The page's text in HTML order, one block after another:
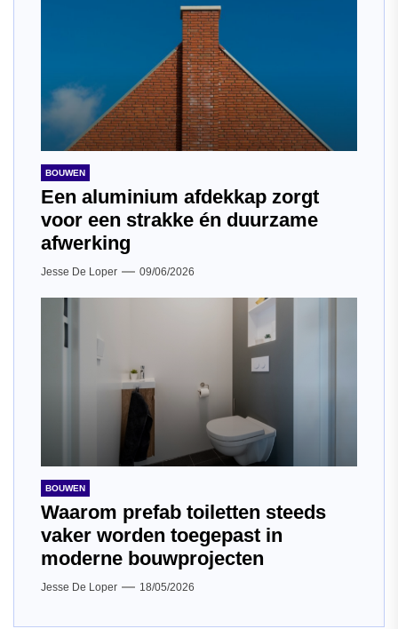
BOUWEN
Een aluminium afdekkap zorgt
voor een strakke én duurzame
afwerking
Jesse De Loper 09/06/2026
BOUWEN
Waarom prefab toiletten steeds
vaker worden toegepast in
moderne bouwprojecten
Jesse De Loper 18/05/2026